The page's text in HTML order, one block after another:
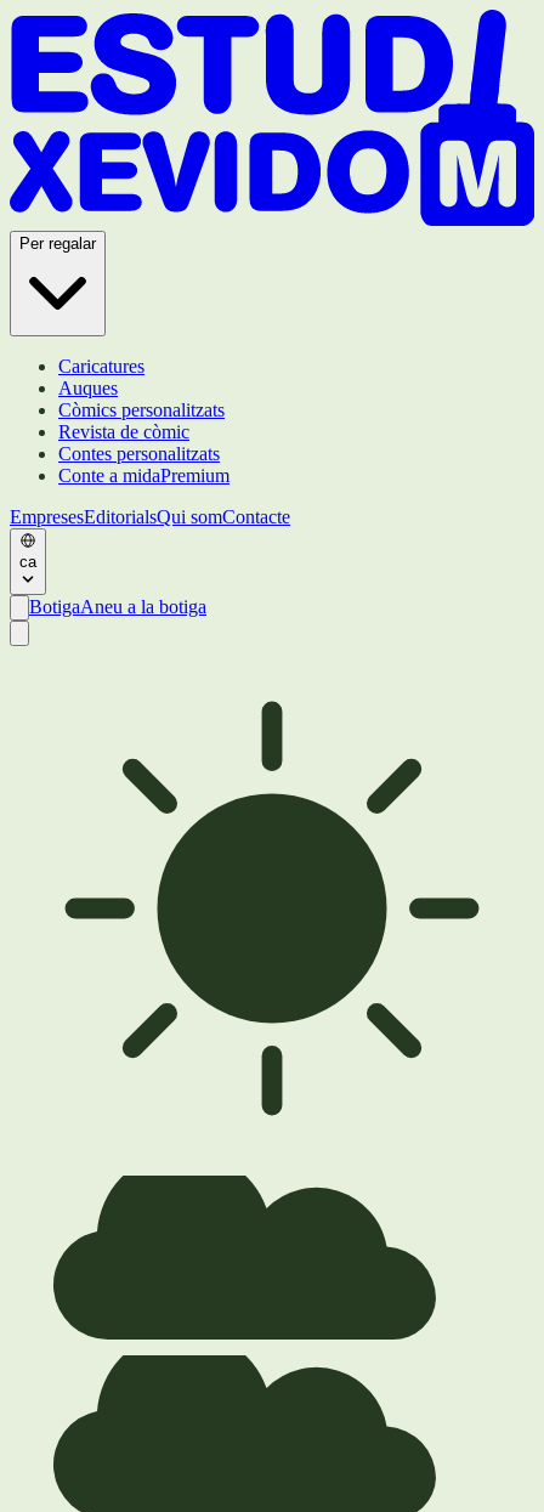
Per regalar
Caricatures
Auques
Còmics personalitzats
Revista de còmic
Contes personalitzats
Conte a midaPremium
EmpresesEditorialsQui somContacte
ca
BotigaAneu a la botiga